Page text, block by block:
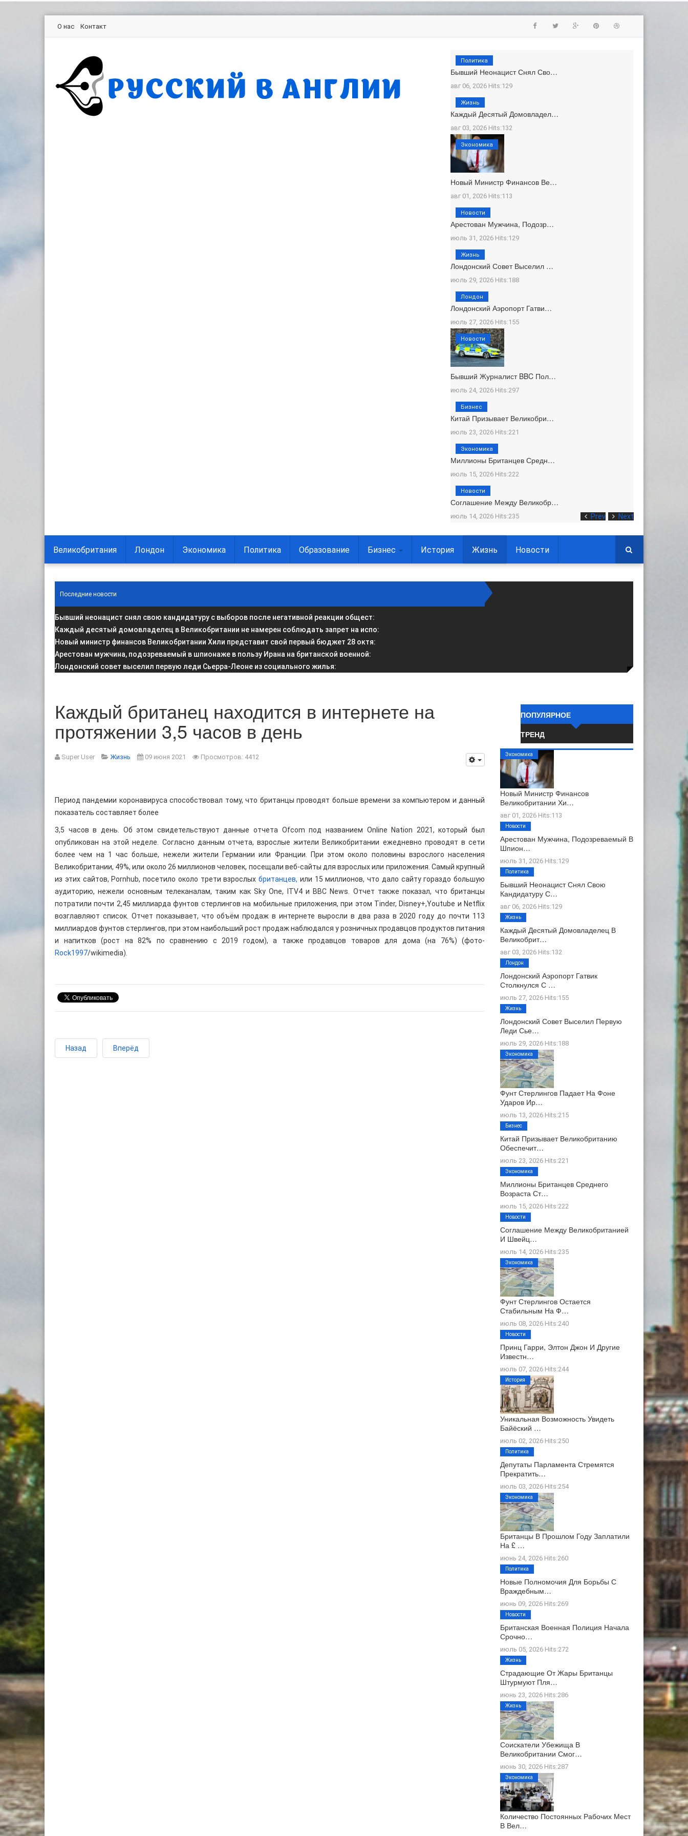
О нас Контакт
Prev Next
Бывший Неонацист Снял Сво…
авг 06, 2026 Hits:129
Политика
Каждый Десятый Домовладел…
авг 03, 2026 Hits:132
Жизнь
Новый Министр Финансов Ве…
авг 01, 2026 Hits:113
Экономика
Арестован Мужчина, Подозр…
июль 31, 2026 Hits:129
Новости
Лондонский Совет Выселил …
июль 29, 2026 Hits:188
Жизнь
Лондонский Аэропорт Гатви…
июль 27, 2026 Hits:155
Лондон
Бывший Журналист BBC Пол…
июль 24, 2026 Hits:297
Новости
Китай Призывает Великобри…
июль 23, 2026 Hits:221
Бизнес
Миллионы Британцев Средн…
июль 15, 2026 Hits:222
Экономика
Соглашение Между Великобр…
июль 14, 2026 Hits:235
Новости
Великобритания Лондон Экономика Политика Образование Бизнес История Жизнь Новости
Последние новости
Бывший неонацист снял свою кандидатуру с выборов после негативной реакции общест:
Каждый десятый домовладелец в Великобритании не намерен соблюдать запрет на испо:
Новый министр финансов Великобритании Хили представит свой первый бюджет 28 октя:
Арестован мужчина, подозреваемый в шпионаже в пользу Ирана на британской военной:
Лондонский совет выселил первую леди Сьерра-Леоне из социального жилья:
Каждый британец находится в интернете на
протяжении 3,5 часов в день
Super User Жизнь 09 июня 2021 Просмотров: 4412
Период пандемии коронавируса способствовал тому, что британцы проводят больше времени за компьютером и данный
показатель составляет более
3,5 часов в день. Об этом свидетельствуют данные отчета Ofcom под названием Online Nation 2021, который был
опубликован на этой неделе. Согласно данным отчета, взрослые жители Великобритании ежедневно проводят в сети
более чем на 1 час больше, нежели жители Германии или Франции. При этом около половины взрослого населения
Великобритании, 49%, или около 26 миллионов человек, посещали веб-сайты для взрослых или приложения. Самый крупный
из этих сайтов, Pornhub, посетило около трети взрослых британцев, или 15 миллионов, что дало сайту гораздо большую
аудиторию, нежели основным телеканалам, таким как Sky One, ITV4 и BBC News. Отчет также показал, что британцы
потратили почти 2,45 миллиарда фунтов стерлингов на мобильные приложения, при этом Tinder, Disney+,Youtube и Netflix
возглавляют список. Отчет показывает, что объём продаж в интернете выросли в два раза в 2020 году до почти 113
миллиардов фунтов стерлингов, при этом наибольший рост продаж наблюдался у розничных продавцов продуктов питания
и напитков (рост на 82% по сравнению с 2019 годом), а также продавцов товаров для дома (на 76%) (фото-
Rock1997/wikimedia).
Назад Вперёд
ПОПУЛЯРНОЕ
ТРЕНД
Новый Министр Финансов
Великобритании Хи…
авг 01, 2026 Hits:113
Экономика
Арестован Мужчина, Подозреваемый В
Шпион…
июль 31, 2026 Hits:129
Новости
Бывший Неонацист Снял Свою
Кандидатуру С…
авг 06, 2026 Hits:129
Политика
Каждый Десятый Домовладелец В
Великобрит…
авг 03, 2026 Hits:132
Жизнь
Лондонский Аэропорт Гатвик
Столкнулся С …
июль 27, 2026 Hits:155
Лондон
Лондонский Совет Выселил Первую
Леди Сье…
июль 29, 2026 Hits:188
Жизнь
Фунт Стерлингов Падает На Фоне
Ударов Ир…
июль 13, 2026 Hits:215
Экономика
Китай Призывает Великобританию
Обеспечит…
июль 23, 2026 Hits:221
Бизнес
Миллионы Британцев Среднего
Возраста Ст…
июль 15, 2026 Hits:222
Экономика
Соглашение Между Великобританией
И Швейц…
июль 14, 2026 Hits:235
Новости
Фунт Стерлингов Остается
Стабильным На Ф…
июль 08, 2026 Hits:240
Экономика
Принц Гарри, Элтон Джон И Другие
Известн…
июль 07, 2026 Hits:244
Новости
Уникальная Возможность Увидеть
Байёский …
июль 02, 2026 Hits:250
История
Депутаты Парламента Стремятся
Прекратить…
июль 03, 2026 Hits:254
Политика
Британцы В Прошлом Году Заплатили
На £ …
июнь 24, 2026 Hits:260
Экономика
Новые Полномочия Для Борьбы С
Враждебным…
июнь 09, 2026 Hits:269
Политика
Британская Военная Полиция Начала
Срочно…
июль 05, 2026 Hits:272
Новости
Страдающие От Жары Британцы
Штурмуют Пля…
июнь 23, 2026 Hits:286
Жизнь
Соискатели Убежища В
Великобритании Смог…
июнь 30, 2026 Hits:287
Жизнь
Количество Постоянных Рабочих Мест
В Вел…
Экономика